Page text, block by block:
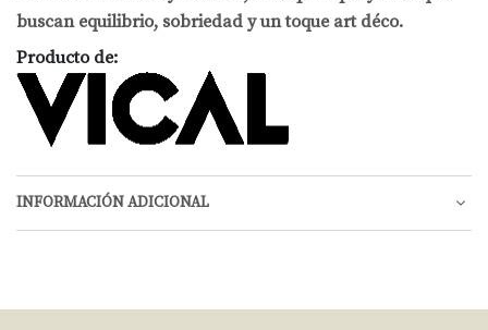
buscan equilibrio, sobriedad y un toque art déco.
Producto de:
INFORMACIÓN ADICIONAL